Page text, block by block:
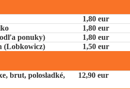
1,80 eur
1,80 eur
ponuky)
1,80 eur
(Lobkowicz) 1,50 eur
brut, polosladké,
12,90 eur